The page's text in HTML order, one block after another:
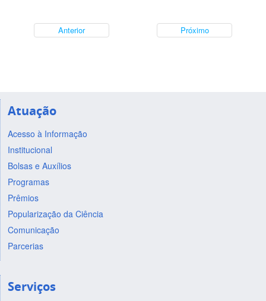
Anterior Próximo
Atuação
Acesso à Informação
Institucional
Bolsas e Auxílios
Programas
Prêmios
Popularização da Ciência
Comunicação
Parcerias
Serviços